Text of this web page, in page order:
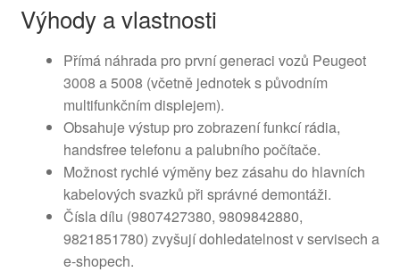
Výhody a vlastnosti
Přímá náhrada pro první generaci vozů Peugeot
3008 a 5008 (včetně jednotek s původním
multifunkčním displejem).
Obsahuje výstup pro zobrazení funkcí rádia,
handsfree telefonu a palubního počítače.
Možnost rychlé výměny bez zásahu do hlavních
kabelových svazků při správné demontáži.
Čísla dílu (9807427380, 9809842880,
9821851780) zvyšují dohledatelnost v servisech a
e-shopech.